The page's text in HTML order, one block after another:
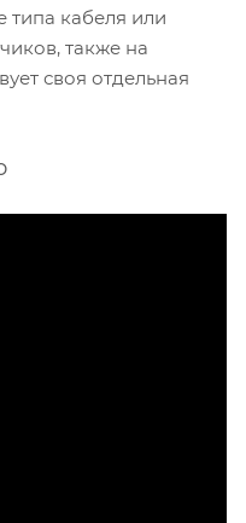
типа кабеля или
также на
своя отдельная